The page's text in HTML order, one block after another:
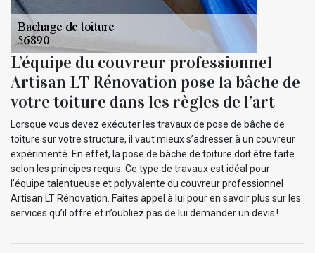
L’équipe du couvreur professionnel
Artisan LT Rénovation pose la bâche de
votre toiture dans les règles de l’art
Lorsque vous devez exécuter les travaux de pose de bâche de
toiture sur votre structure, il vaut mieux s’adresser à un couvreur
expérimenté. En effet, la pose de bâche de toiture doit être faite
selon les principes requis. Ce type de travaux est idéal pour
l’équipe talentueuse et polyvalente du couvreur professionnel
Artisan LT Rénovation. Faites appel à lui pour en savoir plus sur les
services qu’il offre et n’oubliez pas de lui demander un devis !